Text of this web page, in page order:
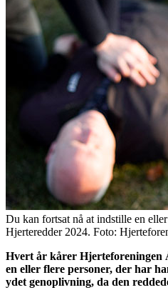
Du kan fortsat nå at indstille en
Hjerteredder 2024. Foto:
Hvert år kårer Hjerteforeningen
en eller flere personer, der har
ydet genoplivning, da den